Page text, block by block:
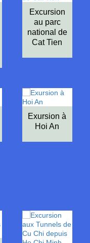
Excursion
au parc
national de
Cat Tien
Exursion à
Hoi An